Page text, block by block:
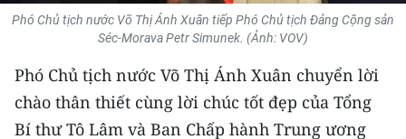
KIỂM CHỨNG THÔNG TIN
TRI THỨC CHUYÊN SÂU
54 DÂN TỘC VIỆT NAM
Phó Chủ tịch nước Võ Thị Ánh Xuân tiếp Phó Chủ tịch Đảng Cộng sản
Séc-Morava Petr Simunek. (Ảnh: VOV)
Phó Chủ tịch nước Võ Thị Ánh Xuân chuyển lời
chào thân thiết cùng lời chúc tốt đẹp của Tổng
Bí thư Tô Lâm và Ban Chấp hành Trung ương